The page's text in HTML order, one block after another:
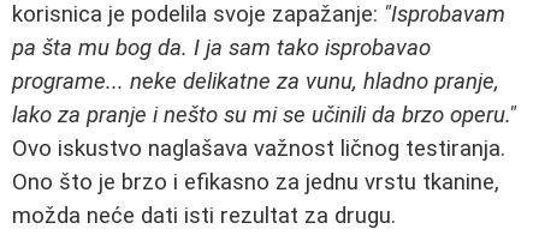
korisnica je podelila svoje zapažanje: "Isprobavam
pa šta mu bog da. I ja sam tako isprobavao
programe... neke delikatne za vunu, hladno pranje,
lako za pranje i nešto su mi se učinili da brzo operu."
Ovo iskustvo naglašava važnost ličnog testiranja.
Ono što je brzo i efikasno za jednu vrstu tkanine,
možda neće dati isti rezultat za drugu.